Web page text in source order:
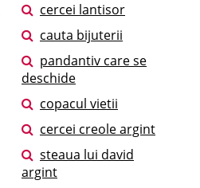
cercei lantisor
cauta bijuterii
pandantiv care se
deschide
copacul vietii
cercei creole argint
steaua lui david
argint